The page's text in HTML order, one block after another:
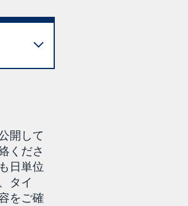
開して
くださ
日単位
タイ
をご確